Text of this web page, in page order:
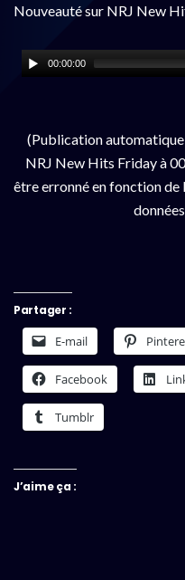
Nouveauté sur NRJ New
00:00:00
(Publication
NRJ New Hits Friday à
être erronné en fonction de
Partager :
E-mail
Facebook
Tumblr
J’aime ça :